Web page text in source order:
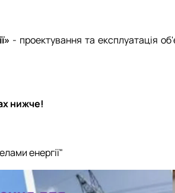
- проектування та експлуатація
нижче!
енергії"